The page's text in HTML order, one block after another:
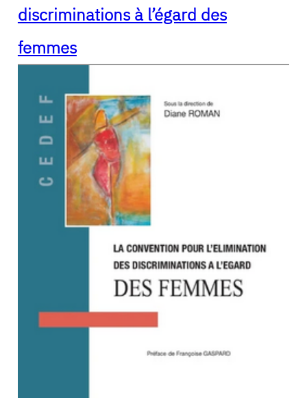
discriminations à l’égard des
femmes